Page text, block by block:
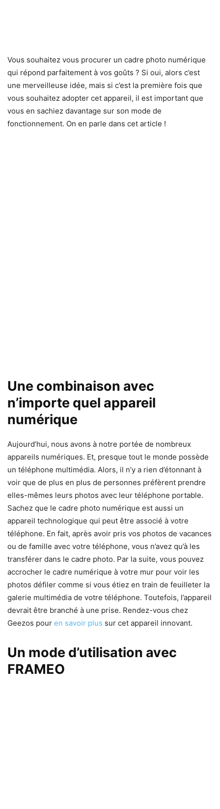
Vous souhaitez vous procurer un cadre photo numérique
qui répond parfaitement à vos goûts ? Si oui, alors c’est
une merveilleuse idée, mais si c’est la première fois que
vous souhaitez adopter cet appareil, il est important que
vous en sachiez davantage sur son mode de
fonctionnement. On en parle dans cet article !
Une combinaison avec
n’importe quel appareil
numérique
Aujourd’hui, nous avons à notre portée de nombreux
appareils numériques. Et, presque tout le monde possède
un téléphone multimédia. Alors, il n’y a rien d’étonnant à
voir que de plus en plus de personnes préfèrent prendre
elles-mêmes leurs photos avec leur téléphone portable.
Sachez que le cadre photo numérique est aussi un
appareil technologique qui peut être associé à votre
téléphone. En fait, après avoir pris vos photos de vacances
ou de famille avec votre téléphone, vous n’avez qu’à les
transférer dans le cadre photo. Par la suite, vous pouvez
accrocher le cadre numérique à votre mur pour voir les
photos défiler comme si vous étiez en train de feuilleter la
galerie multimédia de votre téléphone. Toutefois, l’appareil
devrait être branché à une prise. Rendez-vous chez
Geezos pour en savoir plus sur cet appareil innovant.
Un mode d’utilisation avec
FRAMEO